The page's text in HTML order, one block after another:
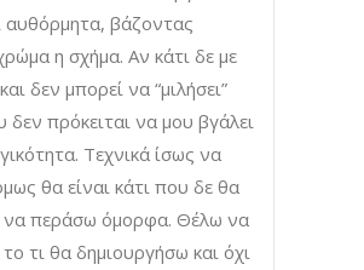
αυθόρμητα, βάζοντας
η σχήμα. Αν κάτι δε με
δεν μπορεί να “μιλήσει”
δεν πρόκειται να μου βγάλει
Τεχνικά ίσως να
θα είναι κάτι που δε θα
να περάσω όμορφα. Θέλω να
τι θα δημιουργήσω και όχι